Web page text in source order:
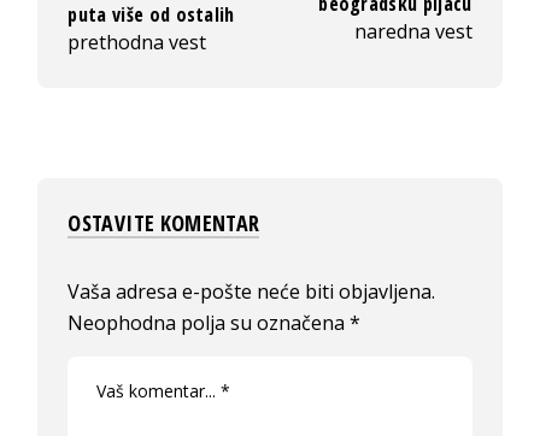
puta više od ostalih
prethodna vest
naredna vest
OSTAVITE KOMENTAR
Vaša adresa e-pošte neće biti objavljena.
Neophodna polja su označena*